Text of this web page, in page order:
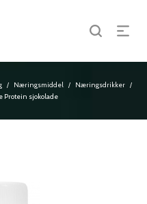
/ Næringsmiddel / Næringsdrikker /
Protein sjokolade